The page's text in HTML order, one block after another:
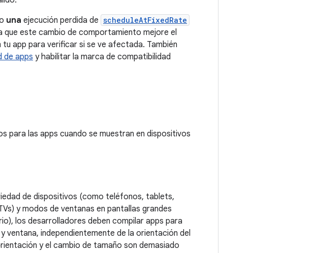
una ejecución perdida de scheduleAtFixedRate
que este cambio de comportamiento mejore el
app para verificar si se ve afectada. También
de apps y habilitar la marca de compatibilidad
para las apps cuando se muestran en dispositivos
de dispositivos (como teléfonos, tablets,
y modos de ventanas en pantallas grandes
los desarrolladores deben compilar apps para
ventana, independientemente de la orientación del
y el cambio de tamaño son demasiado